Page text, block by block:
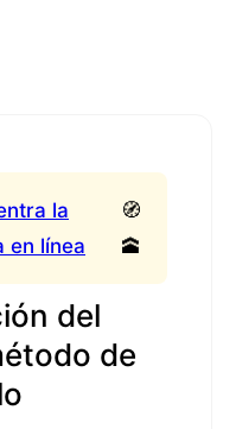
la
en línea
🧭
🕋
del
de